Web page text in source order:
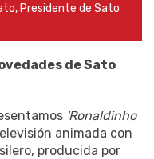
Presidente de Sato
de Sato
'Ronaldinho
animada con
producida por